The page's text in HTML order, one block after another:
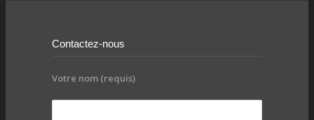
Contactez-nous
Votre nom (requis)